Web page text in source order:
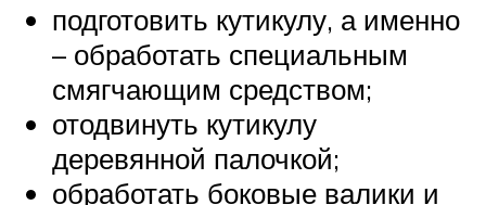
подготовить кутикулу, а именно
– обработать специальным
смягчающим средством;
отодвинуть кутикулу
деревянной палочкой;
обработать боковые валики и